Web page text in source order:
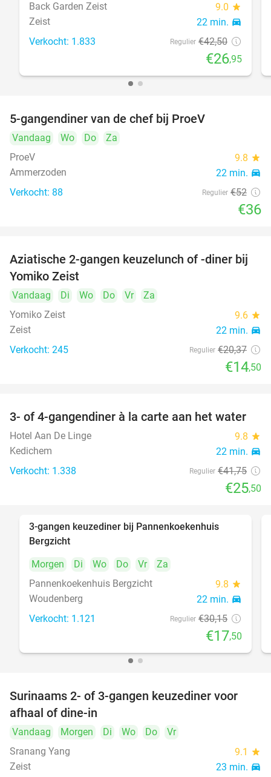
Back Garden Zeist
9.0 star
Zeist 22 min. directions_car
Verkocht: 1.833 Regulier €42,50
€26,95
5-gangendiner van de chef bij ProeV
Vandaag Wo Do
Za
ProeV
9.8 star
Ammerzoden 22 min. directions_car
Verkocht: 88 Regulier €52
€36
29%
Aziatische 2-gangen keuzelunch of -diner bij
Yomiko Zeist
Vandaag Di Wo Do Vr
Za
Yomiko Zeist
9.6 star
Zeist 22 min. directions_car
Verkocht: 245 Regulier €20,37
€14,50
39%
3- of 4-gangendiner à la carte aan het water
Hotel Aan De Linge 9.8 star
Kedichem 22 min. directions_car
Verkocht: 1.338 Regulier €41,75
€25,50
3-gangen keuzediner bij Pannenkoekenhuis
Bergzicht
Morgen
Di Wo Do Vr
Za
Pannenkoekenhuis Bergzicht
9.8 star
Woudenberg 22 min. directions_car
Verkocht: 1.121 Regulier €30,15
€17,50
32%
Surinaams 2- of 3-gangen keuzediner voor
afhaal of dine-in
Vandaag Morgen Di Wo Do
Vr
Sranang Yang
9.1 star
Zeist 23 min. directions_car